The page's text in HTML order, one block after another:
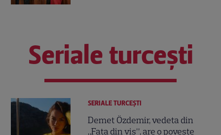
Seriale turcești
SERIALE TURCEŞTI
Demet Özdemir, vedeta din
„Fata din vis”, are o poveste